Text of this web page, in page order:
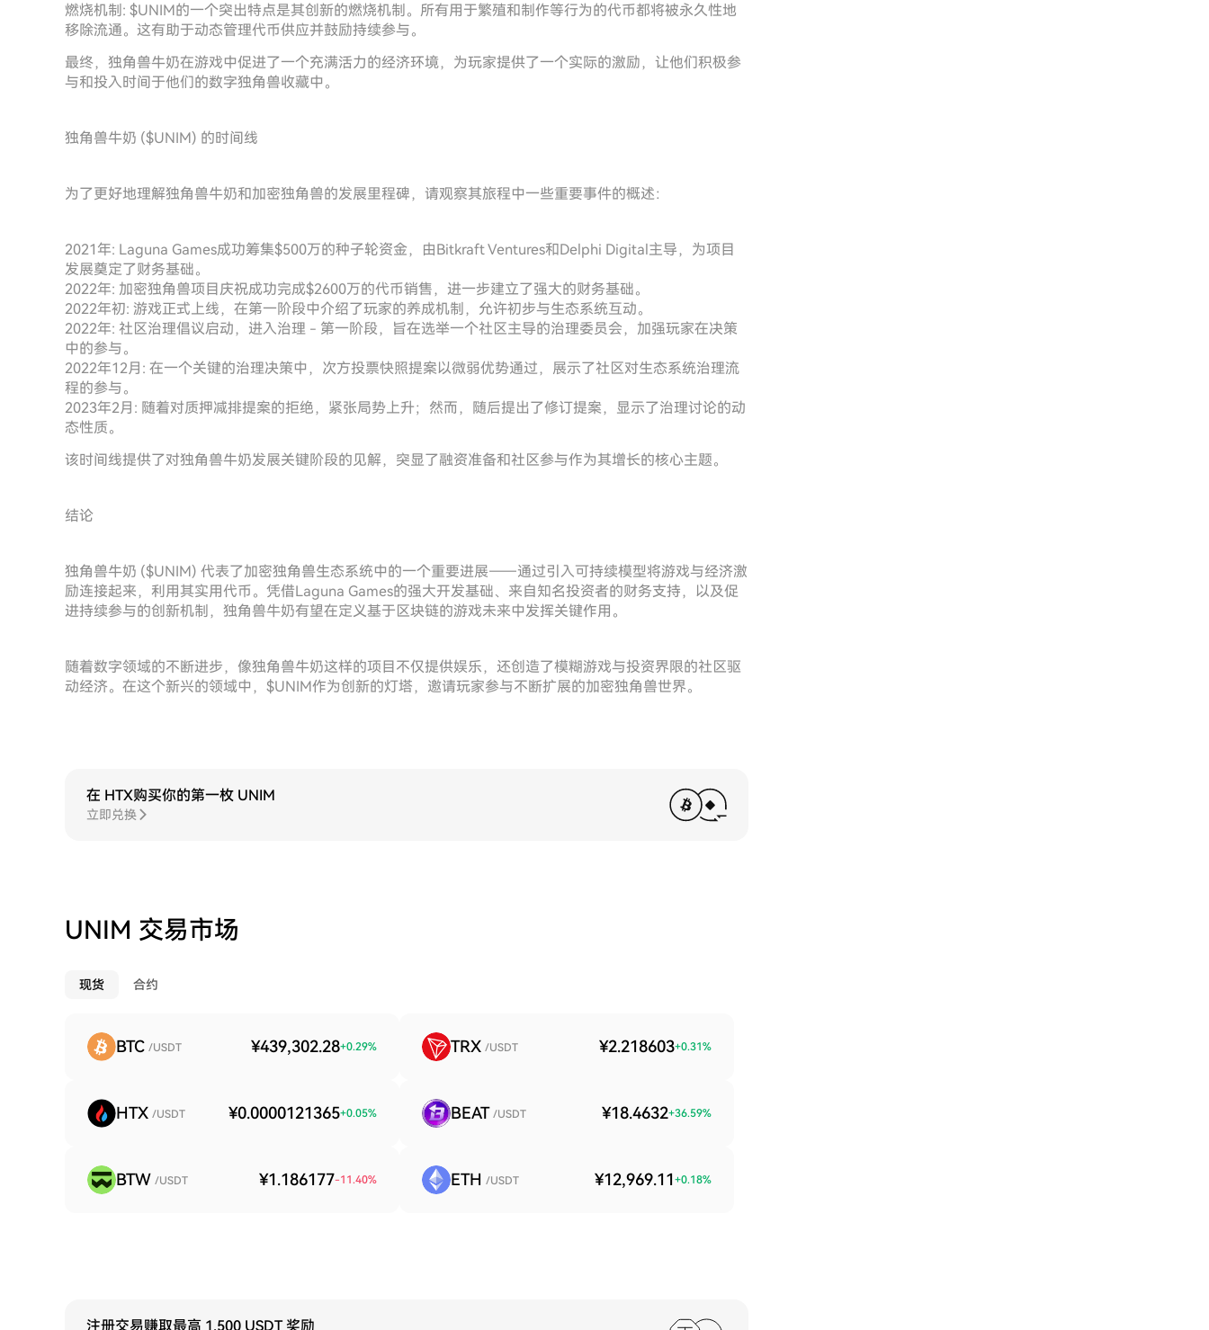
燃烧机制: $UNIM的一个突出特点是其创新的燃烧机制。所有用于繁殖和制作等行为的代币都将被永久性地
移除流通。这有助于动态管理代币供应并鼓励持续参与。
最终，独角兽牛奶在游戏中促进了一个充满活力的经济环境，为玩家提供了一个实际的激励，让他们积极参
与和投入时间于他们的数字独角兽收藏中。
独角兽牛奶 ($UNIM) 的时间线
为了更好地理解独角兽牛奶和加密独角兽的发展里程碑，请观察其旅程中一些重要事件的概述：
2021年: Laguna Games成功筹集$500万的种子轮资金，由Bitkraft Ventures和Delphi Digital主导，为项目
发展奠定了财务基础。
2022年: 加密独角兽项目庆祝成功完成$2600万的代币销售，进一步建立了强大的财务基础。
2022年初: 游戏正式上线，在第一阶段中介绍了玩家的养成机制，允许初步与生态系统互动。
2022年: 社区治理倡议启动，进入治理 - 第一阶段，旨在选举一个社区主导的治理委员会，加强玩家在决策
中的参与。
2022年12月: 在一个关键的治理决策中，次方投票快照提案以微弱优势通过，展示了社区对生态系统治理流
程的参与。
2023年2月: 随着对质押减排提案的拒绝，紧张局势上升；然而，随后提出了修订提案，显示了治理讨论的动
态性质。
该时间线提供了对独角兽牛奶发展关键阶段的见解，突显了融资准备和社区参与作为其增长的核心主题。
结论
独角兽牛奶 ($UNIM) 代表了加密独角兽生态系统中的一个重要进展——通过引入可持续模型将游戏与经济激
励连接起来，利用其实用代币。凭借Laguna Games的强大开发基础、来自知名投资者的财务支持，以及促
进持续参与的创新机制，独角兽牛奶有望在定义基于区块链的游戏未来中发挥关键作用。
随着数字领域的不断进步，像独角兽牛奶这样的项目不仅提供娱乐，还创造了模糊游戏与投资界限的社区驱
动经济。在这个新兴的领域中，$UNIM作为创新的灯塔，邀请玩家参与不断扩展的加密独角兽世界。
在 HTX购买你的第一枚 UNIM
立即兑换
UNIM 交易市场
现货 合约
BTC /USDT ¥439,302.28+0.29% TRX /USDT ¥2.218603+0.31%
HTX /USDT ¥0.0000121365+0.05% BEAT /USDT ¥18.4632+36.59%
BTW /USDT ¥1.186177-11.40% ETH /USDT ¥12,969.11 +0.18%
注册交易赚取最高 1,500 USDT 奖励